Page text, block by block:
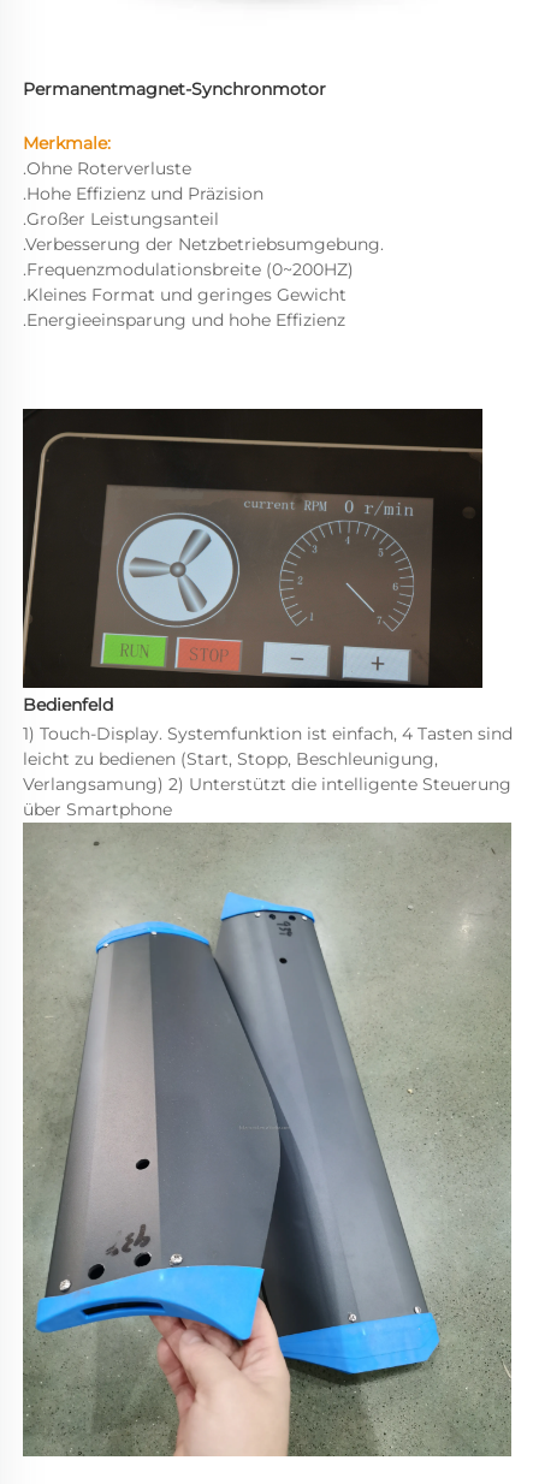
Permanentmagnet-Synchronmotor
Merkmale:
.Ohne Roterverluste
.Hohe Effizienz und Präzision
.Großer Leistungsanteil
.Verbesserung der Netzbetriebsumgebung.
.Frequenzmodulationsbreite (0~200HZ)
.Kleines Format und geringes Gewicht
.Energieeinsparung und hohe Effizienz
Bedienfeld
1) Touch-Display. Systemfunktion ist einfach, 4 Tasten sind
leicht zu bedienen (Start, Stopp, Beschleunigung,
Verlangsamung) 2) Unterstützt die intelligente Steuerung
über Smartphone